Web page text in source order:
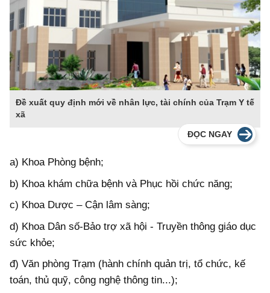
Đề xuất quy định mới về nhân lực, tài chính của Trạm Y tế
xã
ĐỌC NGAY
a) Khoa Phòng bệnh;
b) Khoa khám chữa bệnh và Phục hồi chức năng;
c) Khoa Dược – Cận lâm sàng;
d) Khoa Dân số-Bảo trợ xã hội - Truyền thông giáo dục
sức khỏe;
đ) Văn phòng Trạm (hành chính quản trị, tổ chức, kế
toán, thủ quỹ, công nghệ thông tin...);